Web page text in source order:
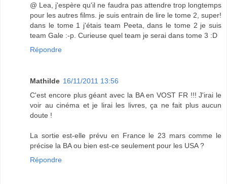
@ Lea, j'espère qu'il ne faudra pas attendre trop longtemps
pour les autres films. je suis entrain de lire le tome 2, super!
dans le tome 1 j'étais team Peeta, dans le tome 2 je suis
team Gale :-p. Curieuse quel team je serai dans tome 3 :D
Répondre
Mathilde 16/11/2011 13:56
C'est encore plus géant avec la BA en VOST FR !!! J'irai le
voir au cinéma et je lirai les livres, ça ne fait plus aucun
doute !
La sortie est-elle prévu en France le 23 mars comme le
précise la BA ou bien est-ce seulement pour les USA ?
Répondre